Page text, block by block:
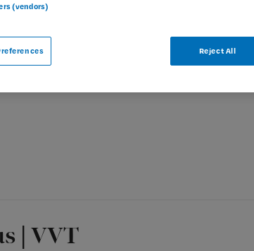
Gasthuis bij Zorggroep Ter Weel is niet
vacatures die voor u wellicht
| VVT
(vendors)
Reject All